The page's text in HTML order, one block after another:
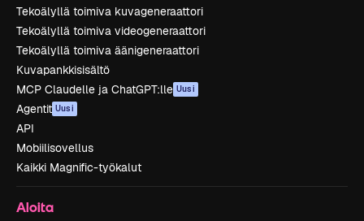
Tekoälyllä toimiva kuvageneraattori
Tekoälyllä toimiva videogeneraattori
Tekoälyllä toimiva äänigeneraattori
Kuvapankkisisältö
MCP Claudelle ja ChatGPT:lle Uusi
Agentit Uusi
API
Mobiilisovellus
Kaikki Magnific-työkalut
Aloita